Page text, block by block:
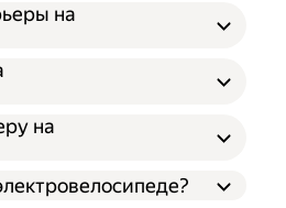
на
на